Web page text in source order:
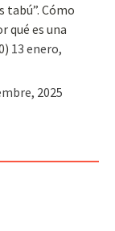
tabú”. Cómo
qué es una
13 enero,
2025